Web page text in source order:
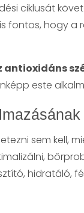
ciklusát
fontos, hogy a
antioxidáns
este
sem kell,
hidratáló,